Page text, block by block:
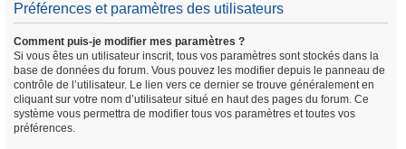
Préférences et paramètres des utilisateurs
Comment puis-je modifier mes paramètres ?
Si vous êtes un utilisateur inscrit, tous vos paramètres sont stockés dans la
base de données du forum. Vous pouvez les modifier depuis le panneau de
contrôle de l’utilisateur. Le lien vers ce dernier se trouve généralement en
cliquant sur votre nom d’utilisateur situé en haut des pages du forum. Ce
système vous permettra de modifier tous vos paramètres et toutes vos
préférences.